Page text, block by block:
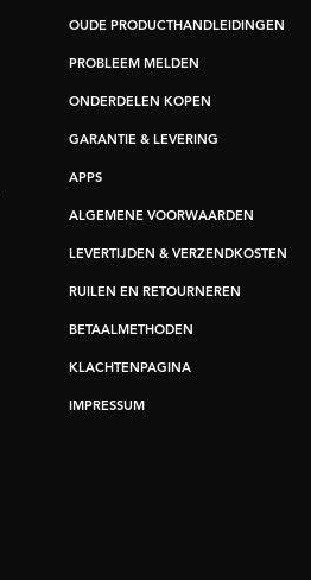
OUDE PRODUCTHANDLEIDINGEN
PROBLEEM MELDEN
ONDERDELEN KOPEN
GARANTIE & LEVERING
APPS
ALGEMENE VOORWAARDEN
LEVERTIJDEN & VERZENDKOSTEN
RUILEN EN RETOURNEREN
BETAALMETHODEN
KLACHTENPAGINA
IMPRESSUM